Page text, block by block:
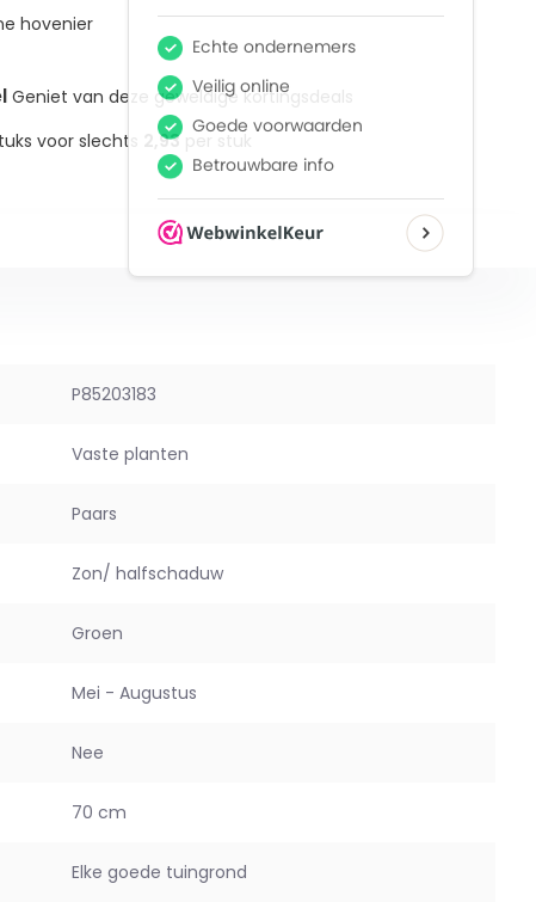
hovenier
Geniet van deze geweldige kortingsdeals
voor slechts 2,93per stuk
P85203183
Vaste planten
Paars
Zon/ halfschaduw
Groen
Mei - Augustus
Nee
70 cm
Elke goede tuingrond